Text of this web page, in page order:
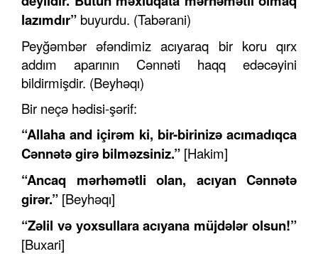
lazımdır” buyurdu. (Tabərani)
Peyğəmbər əfəndimiz acıyaraq bir koru qırx
addım aparının Cənnəti haqq edəcəyini
bildirmişdir. (Beyhəqı)
Bir neçə hədisi-şərif:
“Allaha and içirəm ki, bir-birinizə acımadıqca
Cənnətə girə bilməzsiniz.” [Hakim]
“Ancaq mərhəmətli olan, acıyan Cənnətə
girər.” [Beyhəqı]
“Zəlil və yoxsullara acıyana müjdələr olsun!”
[Buxari]